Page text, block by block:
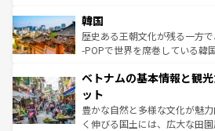
はコンテンツ一覧
いる。アクティビティも充実し
ビング、ハイキングなど、ア
い。オーストラリアの多彩な
参照してほしい。
ン）、静ひつな山岳地帯である
と山間の静けさが共存してお
驚きをもたらしてくれる。ま
容にもいいと評判のスイーツ
照してほしい。
韓国
歴史ある王朝文化が残る一方
-POPで世界を席巻している韓
き、地方に足を延ばせば四季
できる。そして、キムチや焼肉
まで、さまざまな韓国料理が
らではのナイトライフも堪能
ベトナムの基本情報と観
ット
豊かな自然と多様な文化が魅
く伸びる国土には、広大な田